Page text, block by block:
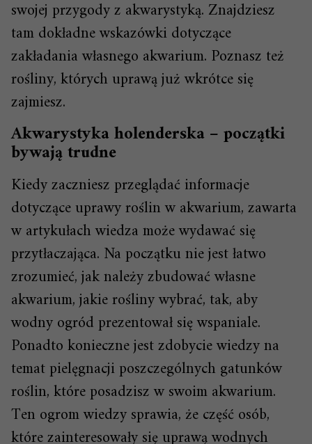
swojej przygody z akwarystyką. Znajdziesz
tam dokładne wskazówki dotyczące
zakładania własnego akwarium. Poznasz też
rośliny, których uprawą już wkrótce się
zajmiesz.
Akwarystyka holenderska – początki
bywają trudne
Kiedy zaczniesz przeglądać informacje
dotyczące uprawy roślin w akwarium, zawarta
w artykułach wiedza może wydawać się
przytłaczająca. Na początku nie jest łatwo
zrozumieć, jak należy zbudować własne
akwarium, jakie rośliny wybrać, tak, aby
wodny ogród prezentował się wspaniale.
Ponadto konieczne jest zdobycie wiedzy na
temat pielęgnacji poszczególnych gatunków
roślin, które posadzisz w swoim akwarium.
Ten ogrom wiedzy sprawia, że część osób,
które zainteresowały się uprawą wodnych